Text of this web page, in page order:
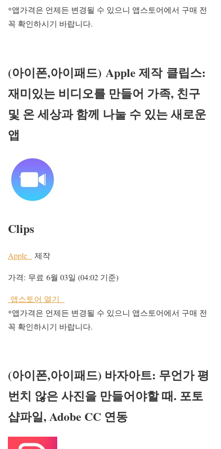
*앱가격은 언제든 변경될 수 있으니 앱스토어에서 구매 전
꼭 확인하시기 바랍니다.
(아이폰,아이패드) Apple 제작클립스:
재미있는 비디오를 만들어 가족, 친구
및 온 세상과 함께 나눌 수 있는 새로운
앱
Clips
Apple 제작
가격: 무료 6월 03일 (04:02 기준)
앱스토어 열기
*앱가격은 언제든 변경될 수 있으니 앱스토어에서 구매 전
꼭 확인하시기 바랍니다.
(아이폰,아이패드) 바자아트: 무언가 평
번치 않은 사진을 만들어야할 때. 포토
샵파일, Adobe CC 연동